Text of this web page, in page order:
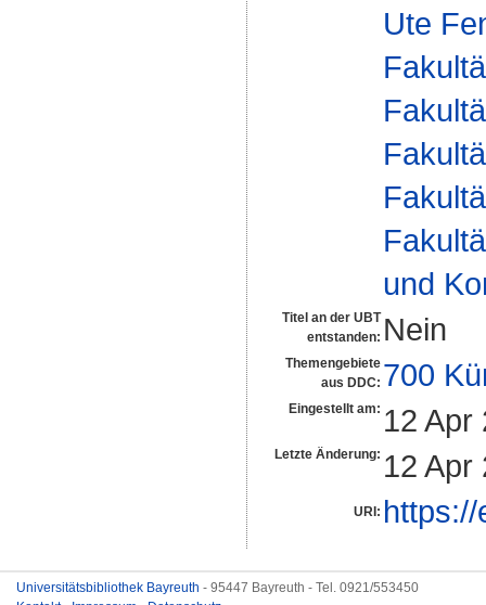
Ute
und
Titel an der UBT
entstanden: Nein
Themengebiete
aus DDC: 700
Eingestellt am: 12 Apr
Letzte Änderung: 12 Apr
URI:
Universitätsbibliothek Bayreuth - 95447 Bayreuth - Tel. 0921/553450